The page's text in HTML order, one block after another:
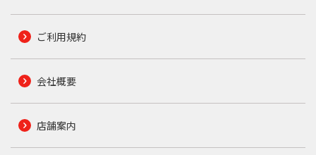
ご利用規約
会社概要
店舗案内